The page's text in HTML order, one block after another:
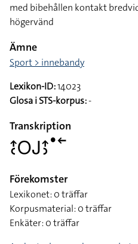
med bibehållen kontakt
högervänd
Ämne
Sport > innebandy
Lexikon-ID:14023
Glosa i STS-korpus:-
Transkription
􌤴􌥗􌥆􌤢􌤴􌤶􌤟􌥢
Förekomster
Lexikonet: 0 träffar
Korpusmaterial: 0 träffar
Enkäter: 0 träffar